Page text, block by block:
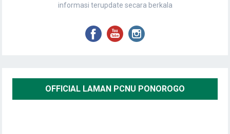
informasi terupdate secara berkala
OFFICIAL LAMAN PCNU PONOROGO